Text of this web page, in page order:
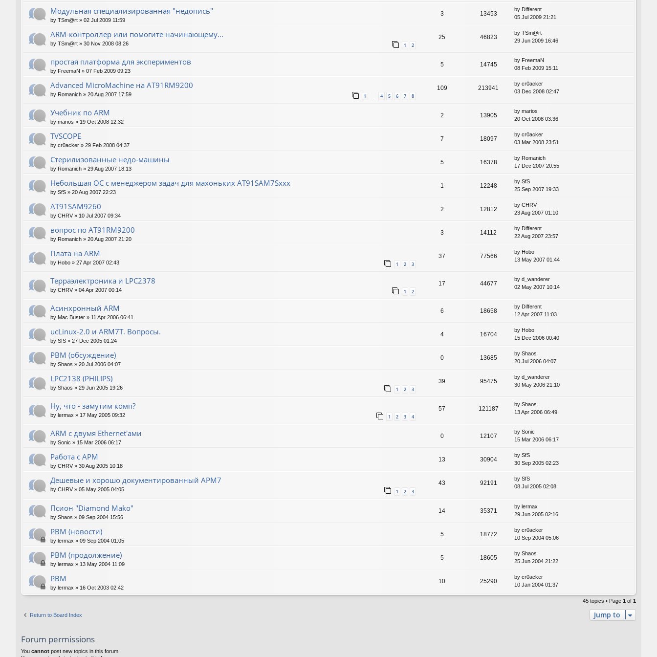
Модульная специализированная "недопись"
by TSm@rt » 02 Jul 2009 11:59
3 13453
by Different
05 Jul 2009 21:21
ARM-контроллер или помогите начинающему...
by TSm@rt » 30 Nov 2008 08:26 1 2
25 46823
by TSm@rt
29 Jun 2009 16:46
простая платформа для экспериментов
by FreemaN » 07 Feb 2009 09:23
5 14745
by FreemaN
08 Feb 2009 15:11
Advanced MicroMachine на AT91RM9200
by Romanich » 20 Aug 2007 17:59 1 … 4 5 6 7 8
109 213941
by cr0acker
03 Dec 2008 02:47
Учебник по ARM
by marios » 19 Oct 2008 12:32
2 13905
by marios
20 Oct 2008 03:36
TVSCOPE
by cr0acker » 29 Feb 2008 04:37
7 18097
by cr0acker
03 Mar 2008 23:51
Стерилизованные недо-машины
by Romanich » 29 Aug 2007 18:13
5 16378
by Romanich
17 Dec 2007 20:55
Небольшая ОС с менеджером задач для махоньких AT91SAM7Sxxx
by SfS » 20 Aug 2007 22:23
1 12248
by SfS
25 Sep 2007 19:33
AT91SAM9260
by CHRV » 10 Jul 2007 09:34
2 12812
by CHRV
23 Aug 2007 01:10
вопрос по AT91RM9200
by Romanich » 20 Aug 2007 21:20
3 14112
by Different
22 Aug 2007 23:57
Плата на ARM
by Hobo » 27 Apr 2007 02:43 1 2 3
37 77566
by Hobo
13 May 2007 01:44
Терраэлектроника и LPC2378
by CHRV » 04 Apr 2007 00:14 1 2
17 44677
by d_wanderer
02 May 2007 10:14
Асинхронный ARM
by Mac Buster » 11 Apr 2006 06:41
6 18658
by Different
12 Apr 2007 11:03
ucLinux-2.0 и ARM7T. Вопросы.
by SfS » 27 Dec 2005 01:24
4 16704
by Hobo
15 Dec 2006 00:40
РВМ (обсуждение)
by Shaos » 20 Jul 2006 04:07
0 13685
by Shaos
20 Jul 2006 04:07
LPC2138 (PHILIPS)
by Shaos » 29 Jun 2005 19:26 1 2 3
39 95475
by d_wanderer
30 May 2006 21:10
Ну, что - замутим комп?
by lermax » 17 May 2005 09:32 1 2 3 4
57 121187
by Shaos
13 Apr 2006 06:49
ARM с двумя Ethernet'ами
by Sonic » 15 Mar 2006 06:17
0 12107
by Sonic
15 Mar 2006 06:17
Работа с АРМ
by CHRV » 30 Aug 2005 10:18
13 30904
by SfS
30 Sep 2005 02:23
Дешевые и хорошо документированный АРМ7
by CHRV » 05 May 2005 04:05 1 2 3
43 92191
by SfS
08 Jul 2005 02:08
Псион "Diamond Mako"
by Shaos » 09 Sep 2004 15:56
14 35371
by lermax
29 Jun 2005 02:16
РВМ (новости)
by lermax » 09 Sep 2004 01:05
5 18772
by cr0acker
10 Sep 2004 05:06
РВМ (продолжение)
by lermax » 13 May 2004 11:09
5 18605
by Shaos
25 Jun 2004 21:22
РВМ
by lermax » 16 Oct 2003 02:42
10 25290
by cr0acker
10 Jan 2004 01:37
45 topics • Page 1 of 1
Return to Board Index Jump to
Forum permissions
You cannot post new topics in this forum